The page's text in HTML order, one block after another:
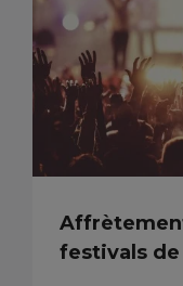
festivals de